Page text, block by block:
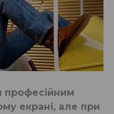
професійним
екрані, але при